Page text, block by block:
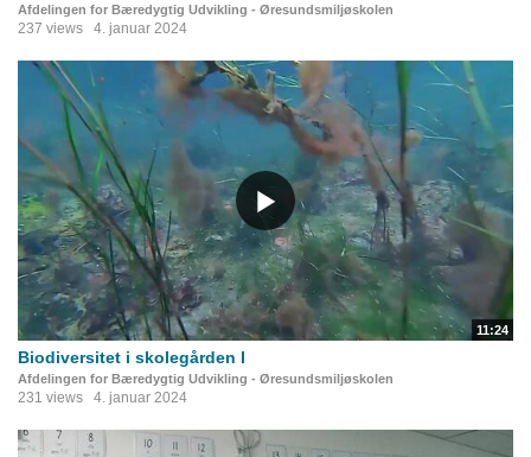
Afdelingen for Bæredygtig Udvikling - Øresundsmiljøskolen
237 views 4. januar 2024
11:24
Biodiversitet i skolegården I
Afdelingen for Bæredygtig Udvikling - Øresundsmiljøskolen
231 views 4. januar 2024